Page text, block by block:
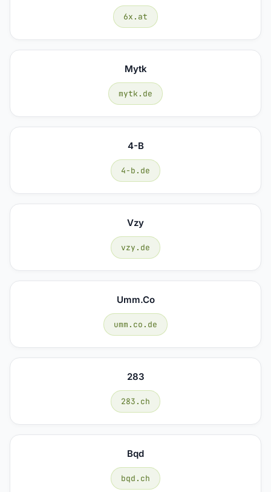
6x.at
Mytk
mytk.de
4-B
4-b.de
Vzy
vzy.de
Umm.co
umm.co.de
283
283.ch
Bqd
bqd.ch